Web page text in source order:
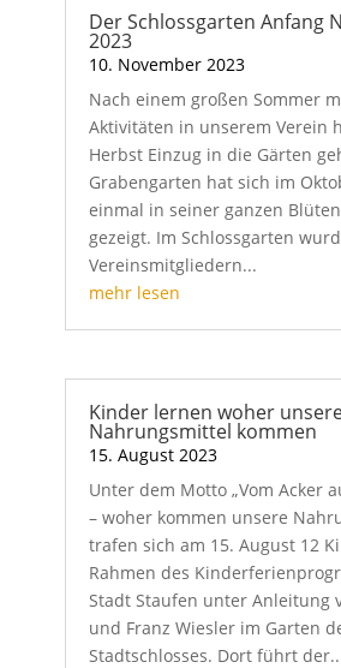
Der Schlossgarten Anfang
2023
10. November 2023
Nach einem großen Sommer
Aktivitäten in unserem Verein
Herbst Einzug in die Gärten
Grabengarten hat sich im
einmal in seiner ganzen
gezeigt. Im Schlossgarten
Vereinsmitgliedern...
mehr lesen
Kinder lernen woher
Nahrungsmittel kommen
15. August 2023
Unter dem Motto „Vom Acker
– woher kommen unsere
trafen sich am 15. August 12
Rahmen des
Stadt Staufen unter Anleitung
und Franz Wiesler im Garten
Stadtschlosses. Dort führt